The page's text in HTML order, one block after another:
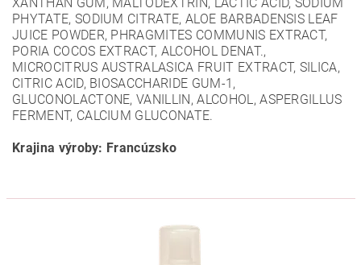
PHYTATE, SODIUM CITRATE, ALOE BARBADENSIS LEAF
JUICE POWDER, PHRAGMITES COMMUNIS EXTRACT,
PORIA COCOS EXTRACT, ALCOHOL DENAT.,
MICROCITRUS AUSTRALASICA FRUIT EXTRACT, SILICA,
CITRIC ACID, BIOSACCHARIDE GUM-1,
GLUCONOLACTONE, VANILLIN, ALCOHOL, ASPERGILLUS
FERMENT, CALCIUM GLUCONATE.
Krajina výroby: Francúzsko